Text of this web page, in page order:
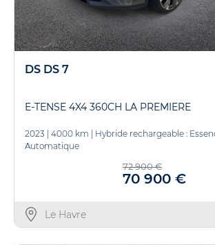
DS DS 7
E-TENSE 4X4 360CH LA PREMIERE
2023 | 4000 km | Hybride rechargeable :
Automatique
72 900 €
70 900 €
Le Havre